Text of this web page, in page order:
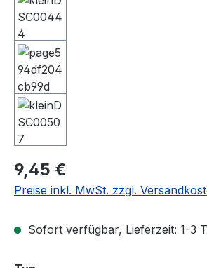
Regulärer Preis:
9,45 €
Preise inkl. MwSt. zzgl.
Sofort verfügbar, Lieferzeit: 1-3